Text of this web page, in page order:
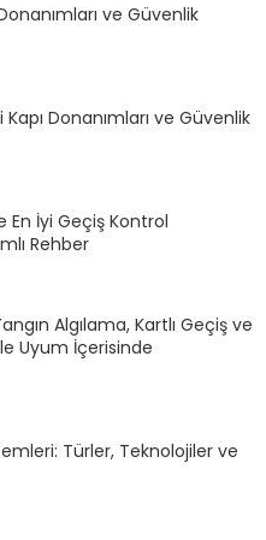
ve Güvenlik
Donanımları ve Güvenlik
En İyi Geçiş Kontrol
Rehber
Algılama, Kartlı Geçiş ve
Uyum İçerisinde
Türler, Teknolojiler ve